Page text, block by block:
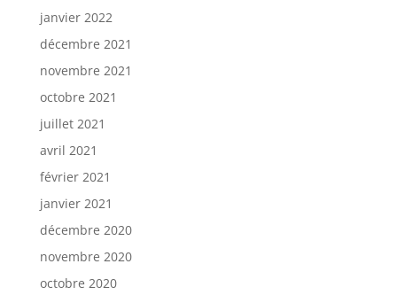
janvier 2022
décembre 2021
novembre 2021
octobre 2021
juillet 2021
avril 2021
février 2021
janvier 2021
décembre 2020
novembre 2020
octobre 2020